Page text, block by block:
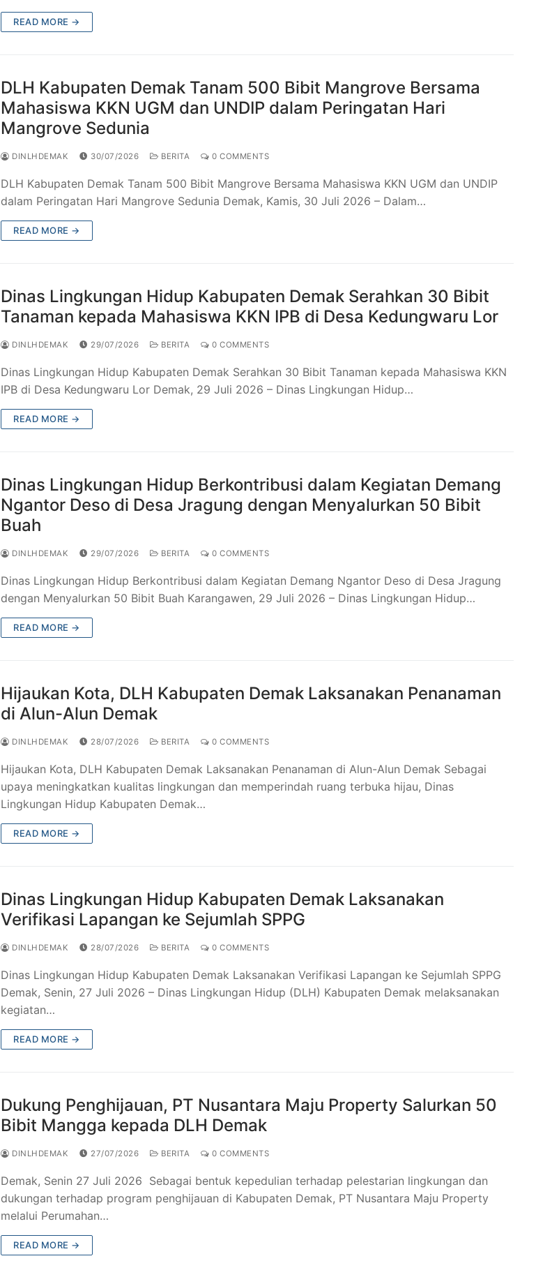
READ MORE →
DLH Kabupaten Demak Tanam 500 Bibit Mangrove Bersama
Mahasiswa KKN UGM dan UNDIP dalam Peringatan Hari
Mangrove Sedunia
DINLHDEMAK 30/07/2026 BERITA 0 COMMENTS
DLH Kabupaten Demak Tanam 500 Bibit Mangrove Bersama Mahasiswa KKN UGM dan UNDIP
dalam Peringatan Hari Mangrove Sedunia Demak, Kamis, 30 Juli 2026 – Dalam…
READ MORE →
Dinas Lingkungan Hidup Kabupaten Demak Serahkan 30 Bibit
Tanaman kepada Mahasiswa KKN IPB di Desa Kedungwaru Lor
DINLHDEMAK 29/07/2026 BERITA 0 COMMENTS
Dinas Lingkungan Hidup Kabupaten Demak Serahkan 30 Bibit Tanaman kepada Mahasiswa KKN
IPB di Desa Kedungwaru Lor Demak, 29 Juli 2026 – Dinas Lingkungan Hidup…
READ MORE →
Dinas Lingkungan Hidup Berkontribusi dalam Kegiatan Demang
Ngantor Deso di Desa Jragung dengan Menyalurkan 50 Bibit
Buah
DINLHDEMAK 29/07/2026 BERITA 0 COMMENTS
Dinas Lingkungan Hidup Berkontribusi dalam Kegiatan Demang Ngantor Deso di Desa Jragung
dengan Menyalurkan 50 Bibit Buah Karangawen, 29 Juli 2026 – Dinas Lingkungan Hidup…
READ MORE →
Hijaukan Kota, DLH Kabupaten Demak Laksanakan Penanaman
di Alun-Alun Demak
DINLHDEMAK 28/07/2026 BERITA 0 COMMENTS
Hijaukan Kota, DLH Kabupaten Demak Laksanakan Penanaman di Alun-Alun Demak Sebagai
upaya meningkatkan kualitas lingkungan dan memperindah ruang terbuka hijau, Dinas
Lingkungan Hidup Kabupaten Demak…
READ MORE →
Dinas Lingkungan Hidup Kabupaten Demak Laksanakan
Verifikasi Lapangan ke Sejumlah SPPG
DINLHDEMAK 28/07/2026 BERITA 0 COMMENTS
Dinas Lingkungan Hidup Kabupaten Demak Laksanakan Verifikasi Lapangan ke Sejumlah SPPG
Demak, Senin, 27 Juli 2026 – Dinas Lingkungan Hidup (DLH) Kabupaten Demak melaksanakan
kegiatan…
READ MORE →
Dukung Penghijauan, PT Nusantara Maju Property Salurkan 50
Bibit Mangga kepada DLH Demak
DINLHDEMAK 27/07/2026 BERITA 0 COMMENTS
Demak, Senin 27 Juli 2026 Sebagai bentuk kepedulian terhadap pelestarian lingkungan dan
dukungan terhadap program penghijauan di Kabupaten Demak, PT Nusantara Maju Property
melalui Perumahan…
READ MORE →